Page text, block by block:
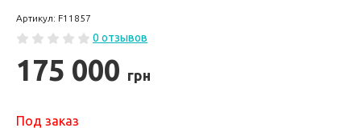
Артикул: F11857
0 отзывов
175 000 грн
Под заказ